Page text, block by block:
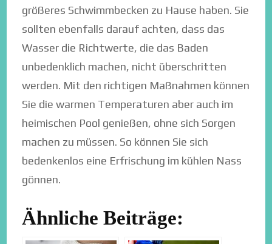
größeres Schwimmbecken zu Hause haben. Sie
sollten ebenfalls darauf achten, dass das
Wasser die Richtwerte, die das Baden
unbedenklich machen, nicht überschritten
werden. Mit den richtigen Maßnahmen können
Sie die warmen Temperaturen aber auch im
heimischen Pool genießen, ohne sich Sorgen
machen zu müssen. So können Sie sich
bedenkenlos eine Erfrischung im kühlen Nass
gönnen.
Ähnliche Beiträge: